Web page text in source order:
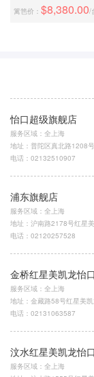
篱笆价： $8,380.00/
怡口超级旗舰店
服务区域：全上海
地址：普陀区真北路1208
电话：02132510907
浦东旗舰店
服务区域：全上海
地址：沪南路2178号红星
电话：02120257528
金桥红星美凯龙怡
服务区域：全上海
地址：金藏路58号红星美
电话：02131063587
汶水红星美凯龙怡
服务区域：全上海